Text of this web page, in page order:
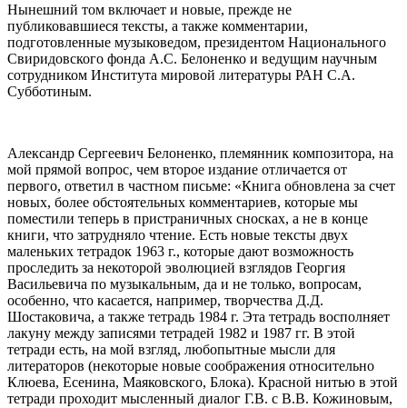
Нынешний том включает и новые, прежде не
публиковавшиеся тексты, а также комментарии,
подготовленные музыковедом, президентом Национального
Свиридовского фонда А.С. Белоненко и ведущим научным
сотрудником Института мировой литературы РАН С.А.
Субботиным.
Александр Сергеевич Белоненко, племянник композитора, на
мой прямой вопрос, чем второе издание отличается от
первого, ответил в частном письме: «Книга обновлена за счет
новых, более обстоятельных комментариев, которые мы
поместили теперь в пристраничных сносках, а не в конце
книги, что затрудняло чтение. Есть новые тексты двух
маленьких тетрадок 1963 г., которые дают возможность
проследить за некоторой эволюцией взглядов Георгия
Васильевича по музыкальным, да и не только, вопросам,
особенно, что касается, например, творчества Д.Д.
Шостаковича, а также тетрадь 1984 г. Эта тетрадь восполняет
лакуну между записями тетрадей 1982 и 1987 гг. В этой
тетради есть, на мой взгляд, любопытные мысли для
литераторов (некоторые новые соображения относительно
Клюева, Есенина, Маяковского, Блока). Красной нитью в этой
тетради проходит мысленный диалог Г.В. с В.В. Кожиновым,